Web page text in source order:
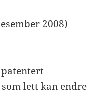
2008)
patentert
lett kan endre